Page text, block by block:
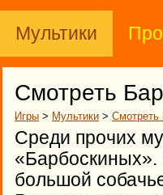
Мультики
Смотреть
Игры > Мультики > Смотреть
Среди прочих
«Барбоскиных».
большой